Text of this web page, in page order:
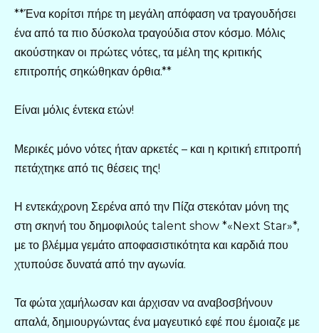
**Ένα κορίτσι πήρε τη μεγάλη απόφαση να τραγουδήσει
ένα από τα πιο δύσκολα τραγούδια στον κόσμο. Μόλις
ακούστηκαν οι πρώτες νότες, τα μέλη της κριτικής
επιτροπής σηκώθηκαν όρθια.**
Είναι μόλις έντεκα ετών!
Μερικές μόνο νότες ήταν αρκετές – και η κριτική επιτροπή
πετάχτηκε από τις θέσεις της!
Η εντεκάχρονη Σερένα από την Πίζα στεκόταν μόνη της
στη σκηνή του δημοφιλούς talent show *«Next Star»*,
με το βλέμμα γεμάτο αποφασιστικότητα και καρδιά που
χτυπούσε δυνατά από την αγωνία.
Τα φώτα χαμήλωσαν και άρχισαν να αναβοσβήνουν
απαλά, δημιουργώντας ένα μαγευτικό εφέ που έμοιαζε με